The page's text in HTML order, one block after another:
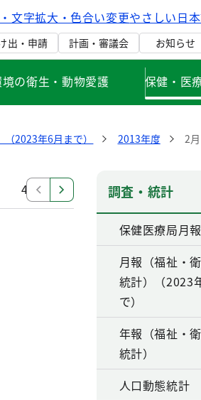
文字拡大・色合い変更やさしい日
出・申請 計画・審議会 お知らせ
の衛生・動物愛護 保健・医
2023年6月まで） 2013年度 2月
4月 調査・統計
保健医療局月報
月報（福祉・
統計）（2023
で）
年報（福祉・
統計）
人口動態統計